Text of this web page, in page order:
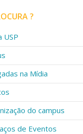
?
USP
na Mídia
do campus
de Eventos